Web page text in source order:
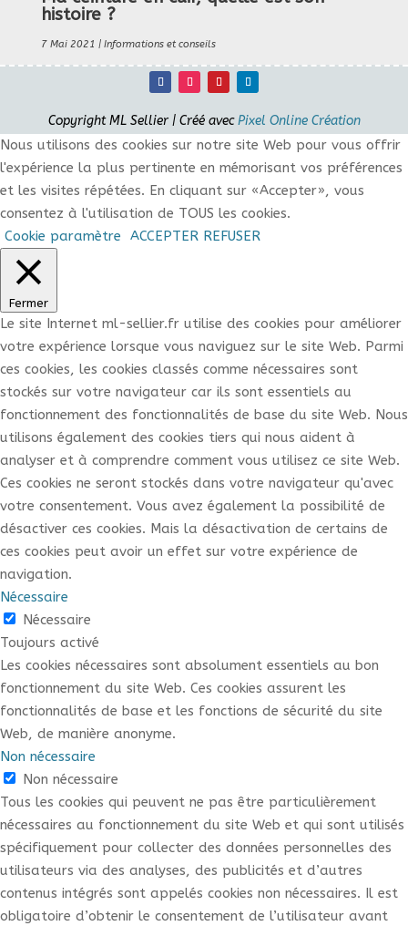
histoire ?
7 Mai 2021 | Informations et conseils
Copyright ML Sellier | Créé avecPixel Online Création
Nous utilisons des cookies sur notre site Web pour vous offrir
l'expérience la plus pertinente en mémorisant vos préférences
et les visites répétées. En cliquant sur «Accepter», vous
consentez à l'utilisation de TOUS les cookies.
Cookie paramètre
ACCEPTER REFUSER
Fermer
Le site Internet ml-sellier.fr utilise des cookies pour améliorer
votre expérience lorsque vous naviguez sur le site Web. Parmi
ces cookies, les cookies classés comme nécessaires sont
stockés sur votre navigateur car ils sont essentiels au
fonctionnement des fonctionnalités de base du site Web. Nous
utilisons également des cookies tiers qui nous aident à
analyser et à comprendre comment vous utilisez ce site Web.
Ces cookies ne seront stockés dans votre navigateur qu'avec
votre consentement. Vous avez également la possibilité de
désactiver ces cookies. Mais la désactivation de certains de
ces cookies peut avoir un effet sur votre expérience de
navigation.
Nécessaire
Nécessaire
Toujours activé
Les cookies nécessaires sont absolument essentiels au bon
fonctionnement du site Web. Ces cookies assurent les
fonctionnalités de base et les fonctions de sécurité du site
Web, de manière anonyme.
Non nécessaire
Non nécessaire
Tous les cookies qui peuvent ne pas être particulièrement
nécessaires au fonctionnement du site Web et qui sont utilisés
spécifiquement pour collecter des données personnelles des
utilisateurs via des analyses, des publicités et d’autres
contenus intégrés sont appelés cookies non nécessaires. Il est
obligatoire d’obtenir le consentement de l’utilisateur avant